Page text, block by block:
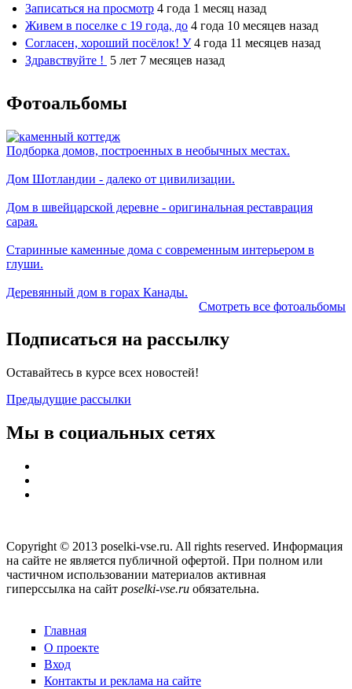
Записаться на просмотр 4 года 1 месяц назад
Живем в поселке с 19 года, до 4 года 10 месяцев назад
Согласен, хороший посёлок! У 4 года 11 месяцев назад
Здравствуйте ! 5 лет 7 месяцев назад
Фотоальбомы
Подборка домов, построенных в необычных местах.
Дом Шотландии - далеко от цивилизации.
Дом в швейцарской деревне - оригинальная реставрация
сарая.
Старинные каменные дома с современным интерьером в
глуши.
Деревянный дом в горах Канады.
Смотреть все фотоальбомы
Подписаться на рассылку
Оставайтесь в курсе всех новостей!
Предыдущие рассылки
Мы в социальных сетях
Copyright © 2013 poselki-vse.ru. All rights reserved. Информация
на сайте не является публичной офертой. При полном или
частичном использовании материалов активная
гиперссылка на сайт poselki-vse.ru​ обязательна.
Главная
О проекте
Вход
Контакты и реклама на сайте